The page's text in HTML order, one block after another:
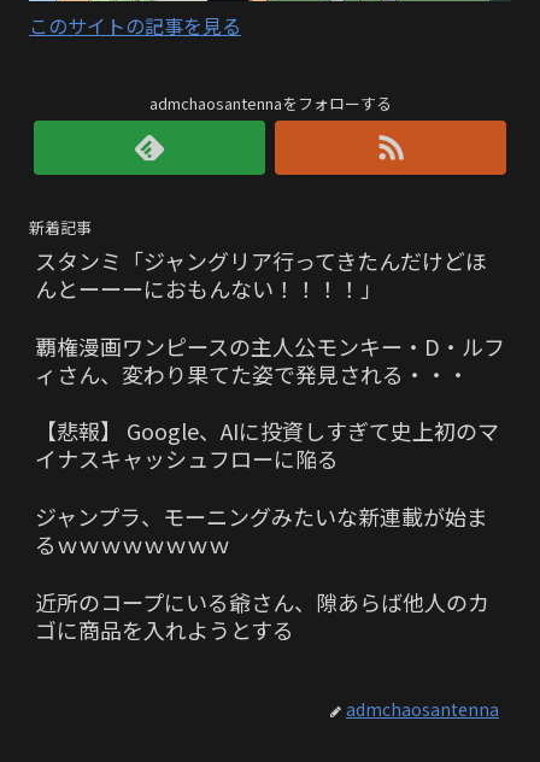
このサイトの記事を見る
admchaosantennaをフォローする
新着記事
スタンミ「ジャングリア行ってきたんだけどほ
んとーーーにおもんない！！！！」
覇権漫画ワンピースの主人公モンキー・D・ルフ
ィさん、変わり果てた姿で発見される・・・
【悲報】 Google、AIに投資しすぎて史上初のマ
イナスキャッシュフローに陥る
ジャンプラ、モーニングみたいな新連載が始ま
るｗｗｗｗｗｗｗｗ
近所のコープにいる爺さん、隙あらば他人のカ
ゴに商品を入れようとする
admchaosantenna